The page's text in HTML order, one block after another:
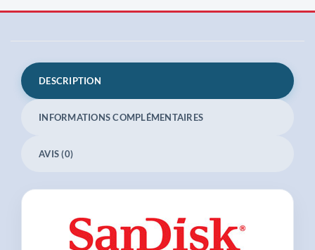
DESCRIPTION
INFORMATIONS COMPLÉMENTAIRES
AVIS (0)